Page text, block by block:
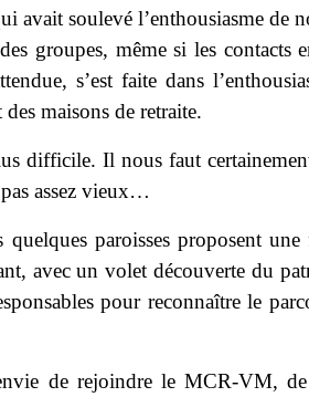
soulevé l’enthousiasme de
groupes, même si les contacts
s’est faite dans
maisons de retraite.
difficile. Il nous faut
assez vieux…
paroisses proposent
avec un volet découverte du
pour reconnaître le
de rejoindre le MCR-VM,